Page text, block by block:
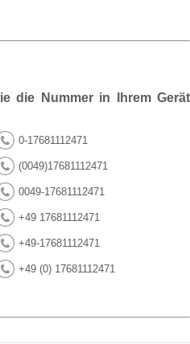
die Nummer in Ihrem Gerät
0-17681112471
(0049)17681112471
0049-17681112471
+49 17681112471
+49-17681112471
+49 (0) 17681112471